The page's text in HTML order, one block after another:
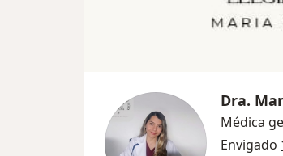
Dra.
Médica
Envigado